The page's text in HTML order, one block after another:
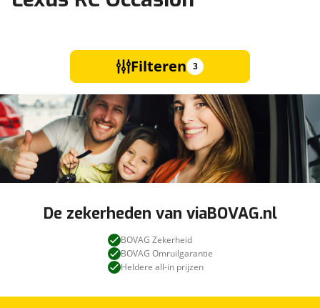
Filteren 3
De zekerheden van viaBOVAG.nl
BOVAG Zekerheid
BOVAG Omruilgarantie
Heldere all-in prijzen